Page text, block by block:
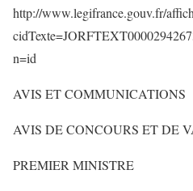
http://www.legifrance.gouv.fr/
n=id
AVIS ET COMMUNICATIONS
AVIS DE CONCOURS ET DE
PREMIER MINISTRE